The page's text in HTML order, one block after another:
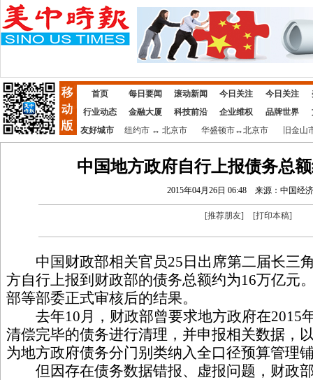
首页 每日要闻 滚动新闻 今日关注 今日关注
行业动态
金融大厦 科技前沿 企业维权 品牌世界
友好城市
纽约市↔ 北京市 华盛顿市↔北京市 旧金山
中国地方政府自行上报债务总
2015年04月26日 06:48 来源：中国经
[推荐朋友] [打印本稿]
中国财政部相关官员25日出席第二届长三
方自行上报到财政部的债务总额约为16万亿元
部等部委正式审核后的结果。
去年10月，财政部曾要求地方政府在2015
清偿完毕的债务进行清理，并申报相关数据，
为地方政府债务分门别类纳入全口径预算管理
但因存在债务数据错报、虚报问题，财政